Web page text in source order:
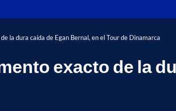
la dura caída de Egan Bernal, en el Tour de Dinamarca
exacto de la